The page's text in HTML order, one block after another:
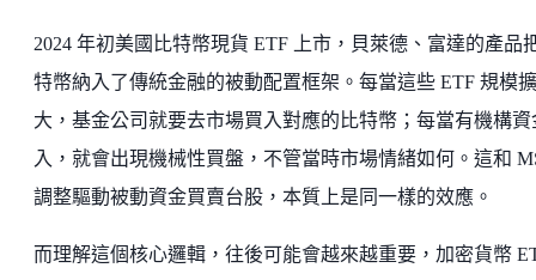
2024 年初美國比特幣現貨 ETF 上市，貝萊德、富達的產品
特幣納入了傳統金融的被動配置框架。每當這些 ETF 規模擴
大，基金公司就要去市場買入對應的比特幣；每當有機構資
入，就會出現機械性買盤，不管當時市場情緒如何。這和
調整驅動被動資金買賣台股，本質上是同一樣的效應。
而理解這個核心邏輯，往後可能會越來越重要，加密貨幣